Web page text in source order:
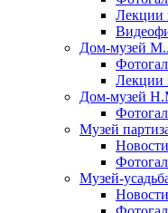
Лекции
Дом-музей
Лекции
Дом-музей
Музей
Музей-
Новости